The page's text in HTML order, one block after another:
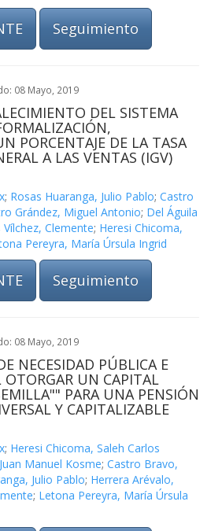
Seguimiento
08 Mayo, 2019
DEL SISTEMA
PORCENTAJE DE LA TASA
A LAS VENTAS (IGV)
; Rosas Huaranga, Julio Pablo; Castro
Grández, Miguel Antonio; Del Águila
Vílchez, Clemente; Heresi Chicoma,
Pereyra, María Úrsula Ingrid
Seguimiento
08 Mayo, 2019
NECESIDAD PÚBLICA E
OTORGAR UN CAPITAL
PARA UNA PENSIÓN
Y CAPITALIZABLE
; Heresi Chicoma, Saleh Carlos
Manuel Kosme; Castro Bravo,
Julio Pablo; Herrera Arévalo,
; Letona Pereyra, María Úrsula